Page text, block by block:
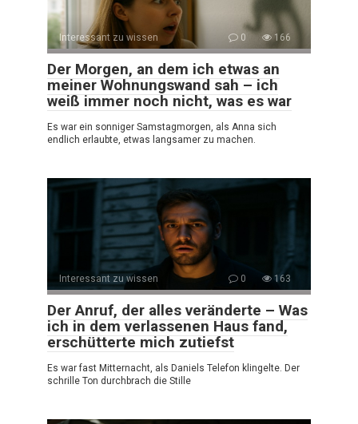
Interessant zu wissen 0 166
Der Morgen, an dem ich etwas an
meiner Wohnungswand sah – ich
weiß immer noch nicht, was es war
Es war ein sonniger Samstagmorgen, als Anna sich
endlich erlaubte, etwas langsamer zu machen.
Interessant zu wissen 0 163
Der Anruf, der alles veränderte – Was
ich in dem verlassenen Haus fand,
erschütterte mich zutiefst
Es war fast Mitternacht, als Daniels Telefon klingelte. Der
schrille Ton durchbrach die Stille